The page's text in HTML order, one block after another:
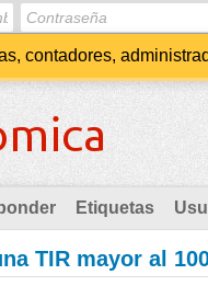
contadores,
Etiquetas
TIR mayor al